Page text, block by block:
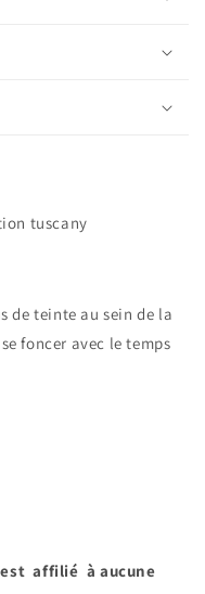
tuscany
de teinte au sein de la
foncer avec le temps
affilié à aucune